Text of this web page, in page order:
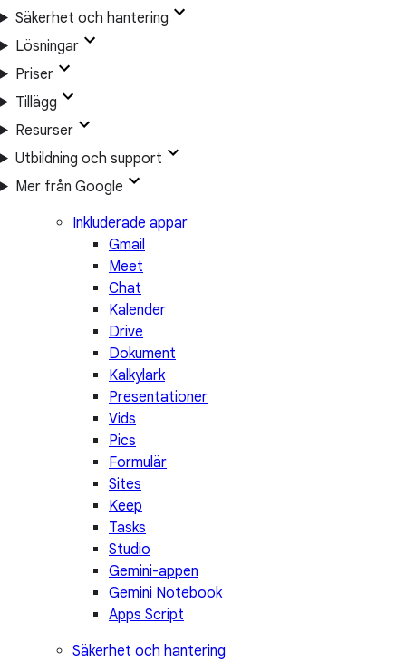
Säkerhet och hantering
Lösningar
Priser
Tillägg
Resurser
Utbildning och support
Mer från Google
Inkluderade appar
Gmail
Meet
Chat
Kalender
Drive
Dokument
Kalkylark
Presentationer
Vids
Pics
Formulär
Sites
Keep
Tasks
Studio
Gemini-appen
Gemini Notebook
Apps Script
Säkerhet och hantering